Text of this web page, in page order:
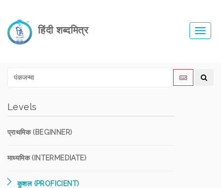
हिंदी शब्दमित्र
Levels
प्राथमिक (BEGINNER)
माध्यमिक (INTERMEDIATE)
कुशल (PROFICIENT)